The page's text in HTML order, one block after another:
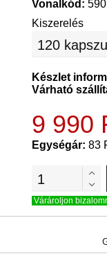
Vonalkód:
Kiszerelés
Készlet
Várható
9 990
Egységár: 83
Várároljon